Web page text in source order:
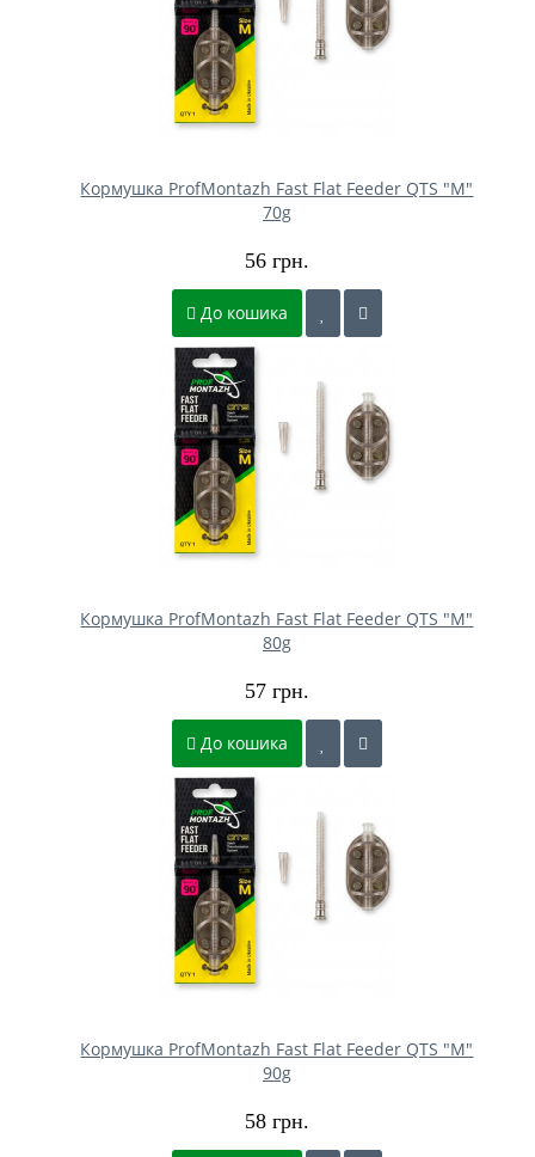
Кормушка ProfMontazh Fast Flat Feeder QTS "M"
70g
56 грн.
До кошика
Кормушка ProfMontazh Fast Flat Feeder QTS "M"
80g
57 грн.
До кошика
Кормушка ProfMontazh Fast Flat Feeder QTS "M"
90g
58 грн.